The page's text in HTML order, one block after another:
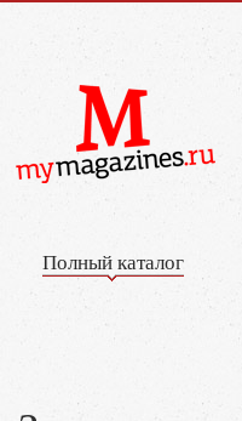
Полный каталог